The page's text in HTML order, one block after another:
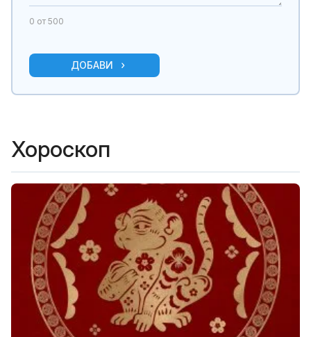
0 от 500
ДОБАВИ
Хороскоп